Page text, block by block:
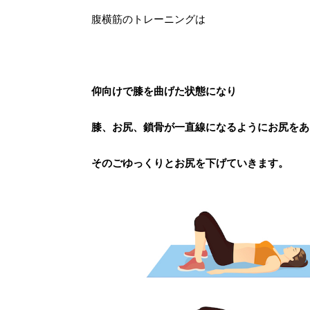
腹横筋のトレーニングは
仰向けで膝を曲げた状態になり
膝、お尻、鎖骨が一直線になるようにお尻を
そのごゆっくりとお尻を下げていきます。